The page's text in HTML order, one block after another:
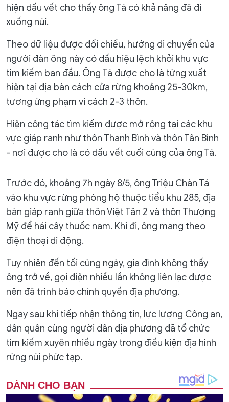
hiện dấu vết cho thấy ông Tá có khả năng đã đi
xuống núi.
Theo dữ liệu được đối chiếu, hướng di chuyển của
người đàn ông này có dấu hiệu lệch khỏi khu vực
tìm kiếm ban đầu. Ông Tá được cho là từng xuất
hiện tại địa bàn cách cửa rừng khoảng 25-30km,
tương ứng phạm vi cách 2-3 thôn.
Hiện công tác tìm kiếm được mở rộng tại các khu
vực giáp ranh như thôn Thanh Bình và thôn Tân Bình
- nơi được cho là có dấu vết cuối cùng của ông Tá.
Trước đó, khoảng 7h ngày 8/5, ông Triệu Chàn Tá
vào khu vực rừng phòng hộ thuộc tiểu khu 285, địa
bàn giáp ranh giữa thôn Việt Tân 2 và thôn Thượng
Mỹ để hái cây thuốc nam. Khi đi, ông mang theo
điện thoại di động.
Tuy nhiên đến tối cùng ngày, gia đình không thấy
ông trở về, gọi điện nhiều lần không liên lạc được
nên đã trình báo chính quyền địa phương.
Ngay sau khi tiếp nhận thông tin, lực lượng Công an,
dân quân cùng người dân địa phương đã tổ chức
tìm kiếm xuyên nhiều ngày trong điều kiện địa hình
rừng núi phức tạp.